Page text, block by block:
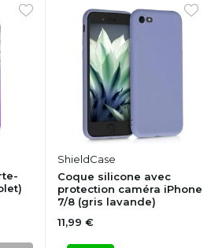
ShieldCase
Coque silicone avec
protection caméra iPhone
7/8 (gris lavande)
11,99 €